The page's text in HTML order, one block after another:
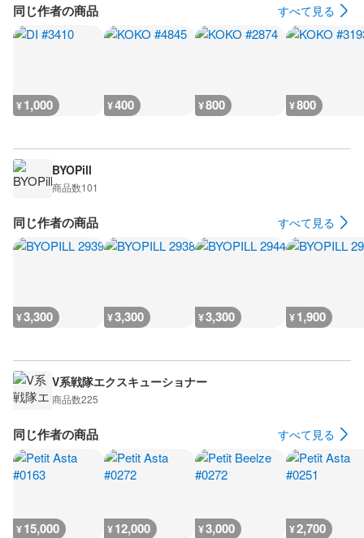
同じ作者の商品 すべて見る
¥1,000 ¥400 ¥800 ¥800
BYOPill
商品数101
同じ作者の商品 すべて見る
¥3,300 ¥3,300 ¥3,300 ¥1,900
V系戦隊エクスキューショナー
商品数225
同じ作者の商品 すべて見る
¥15,000 ¥12,000 ¥3,000 ¥2,700